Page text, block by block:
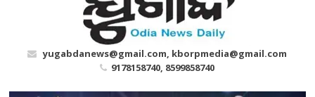
yugabdanews@gmail.com, kborpmedia@gmail.com
9178158740, 8599858740